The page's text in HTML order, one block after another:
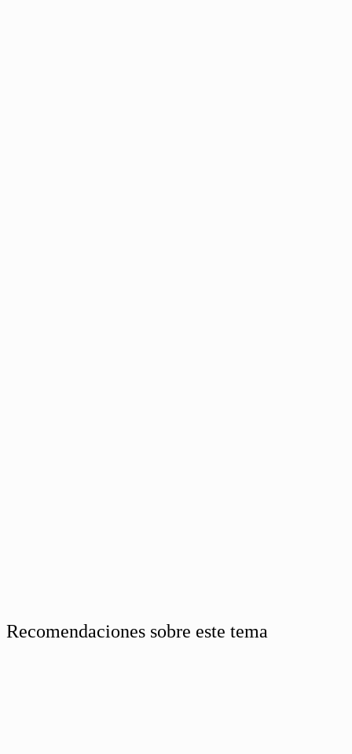
Recomendaciones sobre este tema